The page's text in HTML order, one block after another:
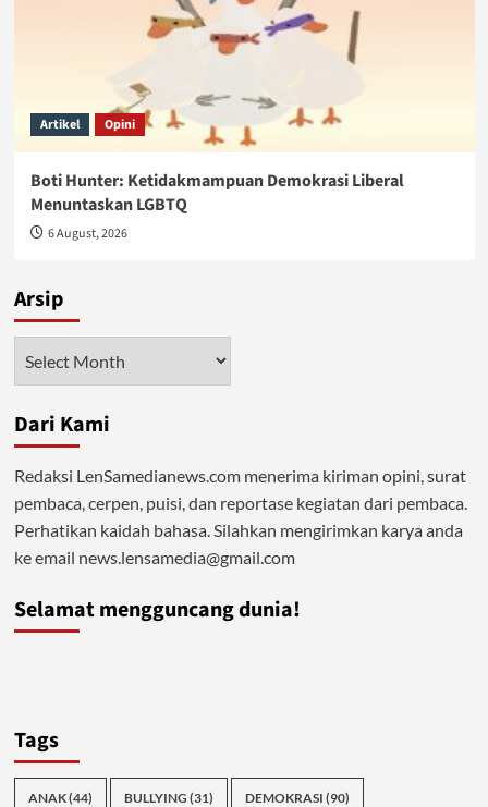
Artikel Opini
Boti Hunter: Ketidakmampuan Demokrasi Liberal
Menuntaskan LGBTQ
6 August, 2026
Arsip
Dari Kami
Redaksi LenSamedianews.com menerima kiriman opini, surat
pembaca, cerpen, puisi, dan reportase kegiatan dari pembaca.
Perhatikan kaidah bahasa. Silahkan mengirimkan karya anda
ke email news.lensamedia@gmail.com
Selamat mengguncang dunia!
Tags
ANAK(44) BULLYING (31) DEMOKRASI (90)